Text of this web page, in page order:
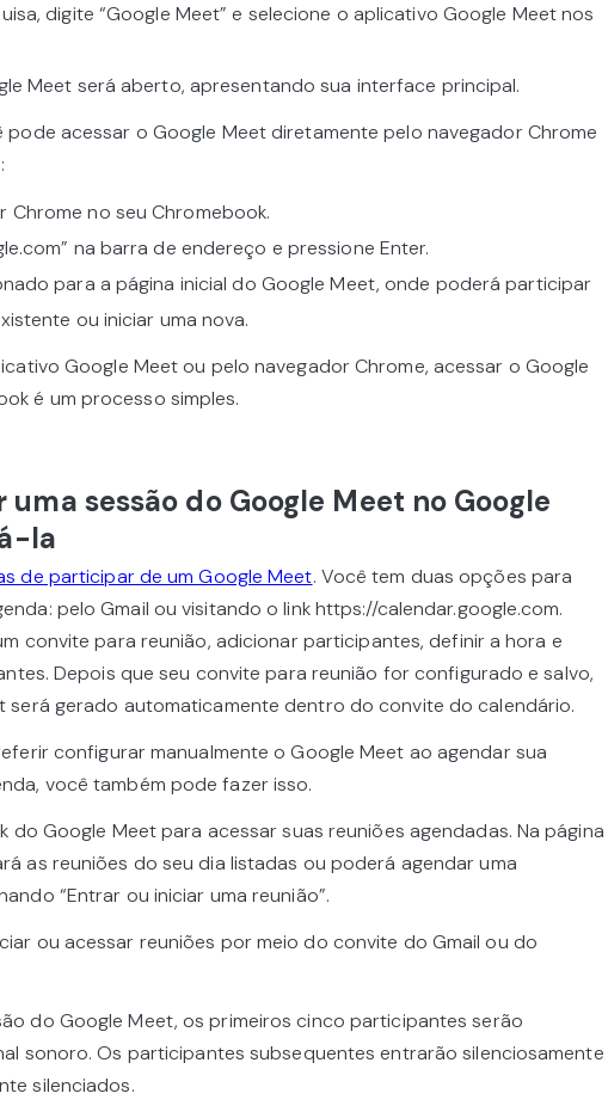
digite “Google Meet” e selecione o aplicativo Google Meet nos
Meet será aberto, apresentando sua interface principal.
pode acessar o Google Meet diretamente pelo navegador Chrome
Chrome no seu Chromebook.
na barra de endereço e pressione Enter.
para a página inicial do Google Meet, onde poderá participar
ou iniciar uma nova.
Google Meet ou pelo navegador Chrome, acessar o Google
é um processo simples.
uma sessão do Google Meet no Google
la
de participar de um Google Meet. Você tem duas opções para
pelo Gmail ou visitando o link https://calendar.google.com.
convite para reunião, adicionar participantes, definir a hora e
Depois que seu convite para reunião for configurado e salvo,
será gerado automaticamente dentro do convite do calendário.
configurar manualmente o Google Meet ao agendar sua
você também pode fazer isso.
do Google Meet para acessar suas reuniões agendadas. Na página
as reuniões do seu dia listadas ou poderá agendar uma
“Entrar ou iniciar uma reunião”.
ou acessar reuniões por meio do convite do Gmail ou do
do Google Meet, os primeiros cinco participantes serão
sonoro. Os participantes subsequentes entrarão silenciosamente
silenciados.